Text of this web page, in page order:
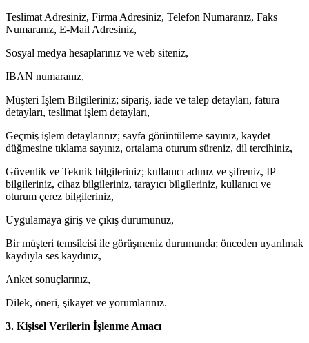
Teslimat Adresiniz, Firma Adresiniz, Telefon Numaranız, Faks
Numaranız, E-Mail Adresiniz,
Sosyal medya hesaplarınız ve web siteniz,
IBAN numaranız,
Müşteri İşlem Bilgileriniz; sipariş, iade ve talep detayları, fatura
detayları, teslimat işlem detayları,
Geçmiş işlem detaylarınız; sayfa görüntüleme sayınız, kaydet
düğmesine tıklama sayınız, ortalama oturum süreniz, dil tercihiniz,
Güvenlik ve Teknik bilgileriniz; kullanıcı adınız ve şifreniz, IP
bilgileriniz, cihaz bilgileriniz, tarayıcı bilgileriniz, kullanıcı ve
oturum çerez bilgileriniz,
Uygulamaya giriş ve çıkış durumunuz,
Bir müşteri temsilcisi ile görüşmeniz durumunda; önceden uyarılmak
kaydıyla ses kaydınız,
Anket sonuçlarınız,
Dilek, öneri, şikayet ve yorumlarınız.
3. Kişisel Verilerin İşlenme Amacı